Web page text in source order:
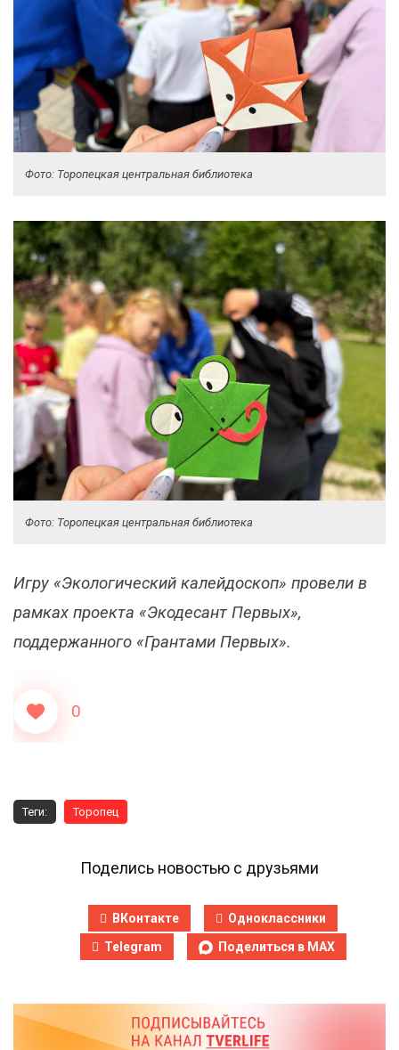
Фото: Торопецкая центральная библиотека
Фото: Торопецкая центральная библиотека
Игру «Экологический калейдоскоп» провели в
рамках проекта «Экодесант Первых»,
поддержанного «Грантами Первых».
0
Теги: Торопец
Поделись новостью с друзьями
ВКонтакте
Одноклассники
Telegram
Поделиться в MAX